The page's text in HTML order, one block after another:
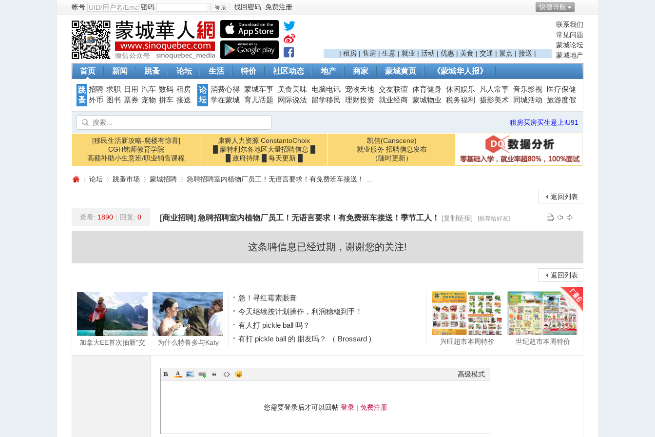
快捷导航
帐号 密码
登
录
找回密码 免费注册
联系我们
常见问题
蒙城论坛
蒙城地产
| 租房 | 售房 | 生意 | 就业 | 活动 | 优惠 | 美食 | 交通 | 景点 | 接送 |
首页 新闻 跳蚤 论坛 生活 特价 社区动态 地产 商家 蒙城黄页 《蒙城华人报》
跳
蚤
招聘 求职 日用 汽车 数码 租房
外币
图书 票券 宠物 拼车 接送
论
坛
消费心得 蒙城车事 美食美味 电脑电讯 宠物天地 交友联谊 体育健身 休闲娱乐 凡人常事 音乐影视
医疗保健
学在蒙城 育儿话题 网际说法 留学移民 理财投资 就业经商 蒙城物业 税务福利 摄影美术 同城活动 旅游度假
租房买房买生意上iU91
[移民生活新攻略-爬楼有惊喜]
CGH铭师教育学院
高额补助小生意班/职业销售课程
康狮人力资源 ConstantoChoix
█ 蒙特利尔各地区大量招聘信息 █
█ 政府持牌 █ 每天更新 █
凯信(Canscene)
就业服务 招聘信息发布
（随时更新）
»
论坛
›
跳蚤市场
›
蒙城招聘
›
急聘招聘室内植物厂员工！无语言要求！有免费班车接送！ ...
返回列表
查看: 1890 | 回复: 0 [商业招聘] 急聘招聘室内植物厂员工！无语言要求！有免费班车接送！季节工人！ [复制链接] [推荐给好友]
这条聘信息已经过期，谢谢您的关注!
返回列表
加拿大EE首次抽新"交
通类别"！仅4类职业入
为什么特鲁多与Katy
Perry亲密照总能被拍
到
急！寻红霉素眼膏
今天继续按计划操作，利润稳稳到手！
有人打 pickle ball 吗？
有打 pickle ball 的 朋友吗？ （ Brossard )
安省佛教法相學會 佛學基礎課程（第二十八屆）北美區
兴旺超市本周特价 世纪超市本周特价
高级模式
您需要登录后才可以回帖 登录| 免费注册